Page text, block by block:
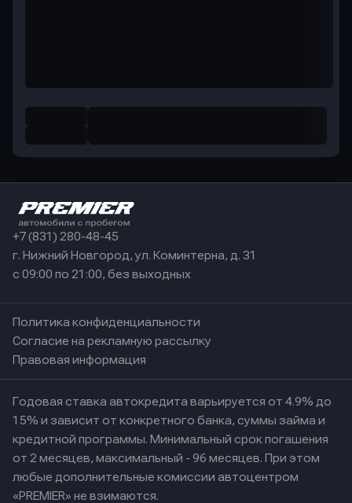
+7 (831) 280-48-45
г. Нижний Новгород, ул. Коминтерна, д. 31
с 09:00 по 21:00, без выходных
Политика конфиденциальности
Согласие на рекламную рассылку
Правовая информация
Годовая ставка автокредита варьируется от 4.9% до
15% и зависит от конкретного банка, суммы займа и
кредитной программы. Минимальный срок погашения
от 2 месяцев, максимальный - 96 месяцев. При этом
любые дополнительные комиссии автоцентром
«PREMIER» не взимаются.